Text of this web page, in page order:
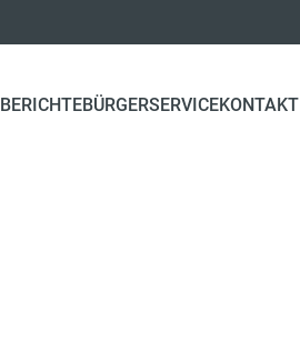
BERICHTEBÜRGERSERVICEKONTAKT